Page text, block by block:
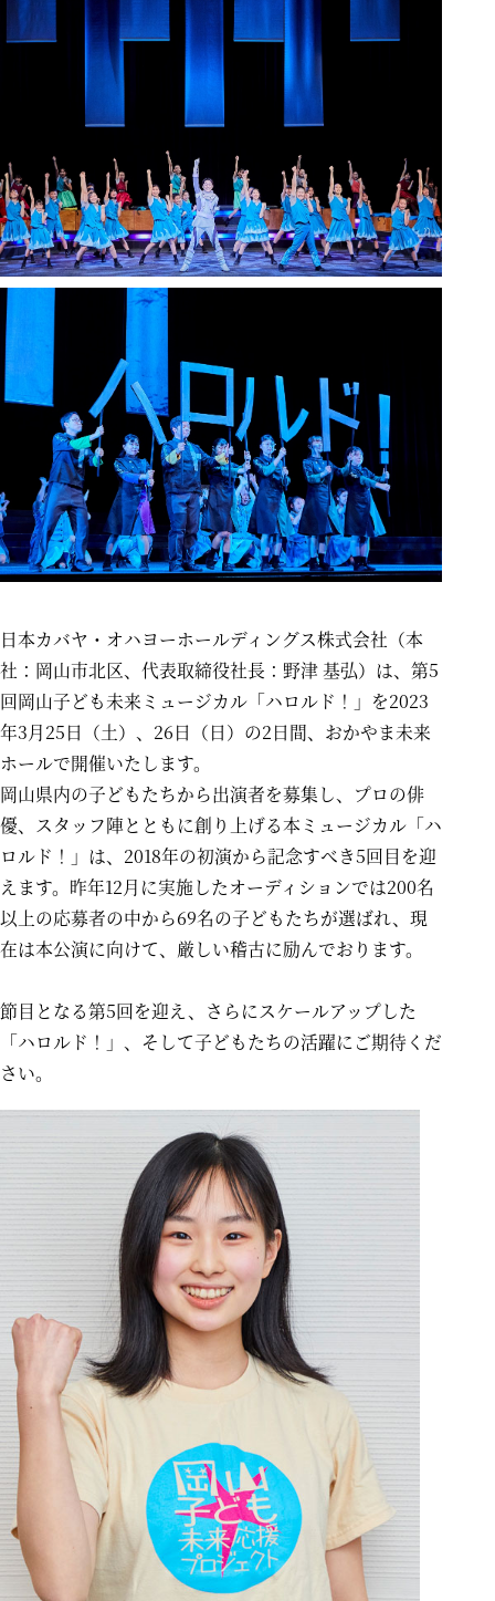
日本カバヤ・オハヨーホールディングス株式会社（本
社：岡山市北区、代表取締役社長：野津 基弘）は、第5
回岡山子ども未来ミュージカル「ハロルド！」を2023
年3月25日（土）、26日（日）の2日間、おかやま未来
ホールで開催いたします。
岡山県内の子どもたちから出演者を募集し、プロの俳
優、スタッフ陣とともに創り上げる本ミュージカル「ハ
ロルド！」は、2018年の初演から記念すべき5回目を迎
えます。昨年12月に実施したオーディションでは200名
以上の応募者の中から69名の子どもたちが選ばれ、現
在は本公演に向けて、厳しい稽古に励んでおります。
節目となる第5回を迎え、さらにスケールアップした
「ハロルド！」、そして子どもたちの活躍にご期待くだ
さい。